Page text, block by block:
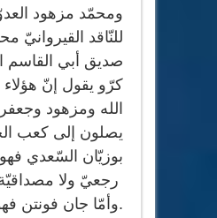
ومحمّد مزهود
للنّاقد القيروانيّ
صديق أبي القاسم
كرّو يقول إنّ هؤلاء
الله ومزهود
يصلون إلى كعب
بوزيّان السّعدي
رجعيّ ولا
.وأمّا جان فونتن